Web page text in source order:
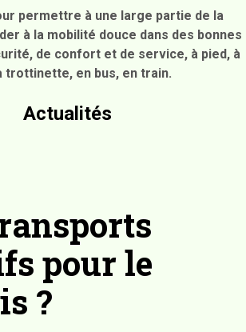
permettre à une large partie de la
à la mobilité douce dans des bonnes
de confort et de service, à pied, à
trottinette, en bus, en train.
Actualités
pour le
?